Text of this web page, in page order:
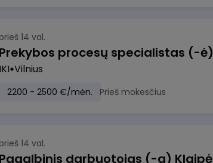
prieš 14 val.
Prekybos procesų specialistas (-ė)
IKI Vilnius
2200 - 2500 €/mėn. Prieš mokesčius
prieš 14 val.